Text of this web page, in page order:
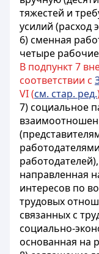
тяжестей и
усилий (расход
6) сменная
четыре
В подпункт 7
соответствии с
VI (см. стар. ред.
7) социальное
направленная
интересов по
трудовых
связанных с
социально-
основанная на